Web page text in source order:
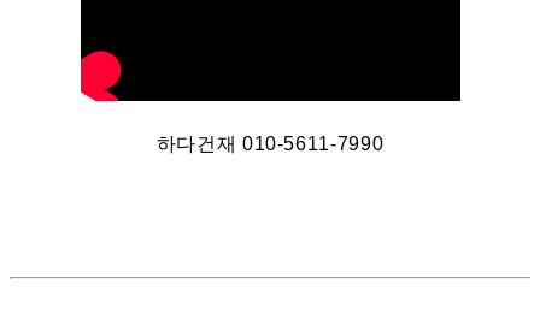
하다건재 010-5611-7990